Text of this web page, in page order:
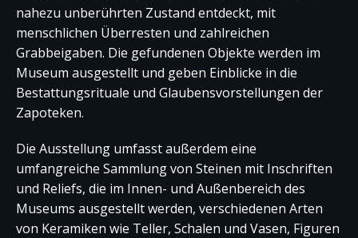
nahezu unberührten Zustand entdeckt, mit
menschlichen Überresten und zahlreichen
Grabbeigaben. Die gefundenen Objekte werden im
Museum ausgestellt und geben Einblicke in die
Bestattungsrituale und Glaubensvorstellungen der
Zapoteken.
Die Ausstellung umfasst außerdem eine
umfangreiche Sammlung von Steinen mit Inschriften
und Reliefs, die im Innen- und Außenbereich des
Museums ausgestellt werden, verschiedenen Arten
von Keramiken wie Teller, Schalen und Vasen, Figuren